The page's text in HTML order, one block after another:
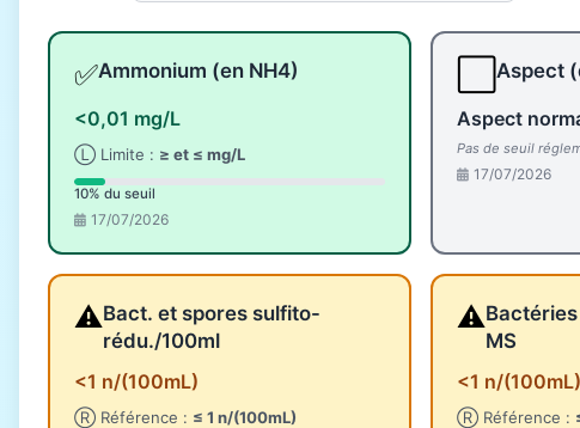
✅Ammonium (en NH4)
<0,01 mg/L
Ⓛ Limite : ≥ et ≤ mg/L
10% du seuil
17/07/2026
Aspect
Aspect
Pas de seuil
17/07/2026
⚠️Bact. et spores sulfito-
rédu./100ml
<1 n/(100mL)
Ⓡ Référence : ≤ 1 n/(100mL)
⚠️
MS
<1 n/(100mL)
Ⓡ Référence :